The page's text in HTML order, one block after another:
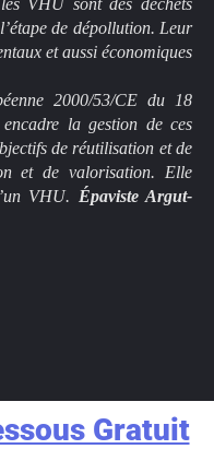
de dépollution. Leur
et aussi économiques
2000/53/CE du 18
la gestion de ces
de réutilisation et de
et de valorisation. Elle
VHU. Épaviste Argut-
Gratuit